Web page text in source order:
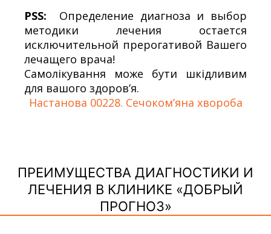
PSS: Определение диагноза и выбор
методики лечения остается
исключительной прерогативой Вашего
лечащего врача!
Самолікування може бути шкідливим
для вашого здоров’я.
Настанова 00228. Сечоком’яна хвороба
ПРЕИМУЩЕСТВА ДИАГНОСТИКИ И
ЛЕЧЕНИЯ В КЛИНИКЕ «ДОБРЫЙ
ПРОГНОЗ»